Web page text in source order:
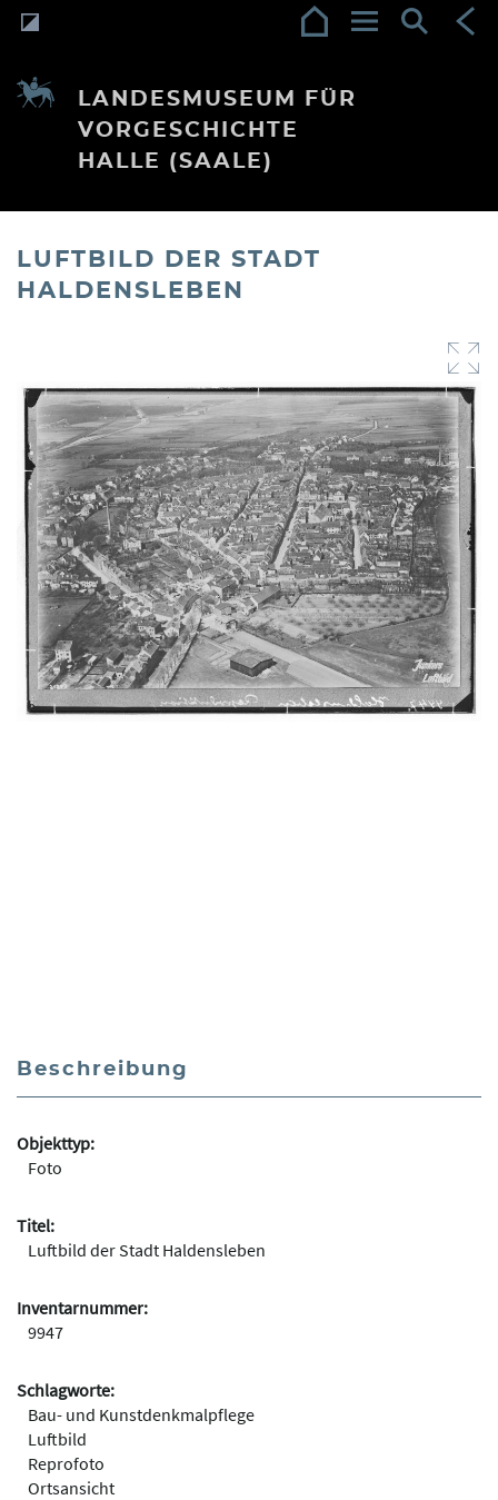
LANDESMUSEUM FÜR
VORGESCHICHTE
HALLE (SAALE)
LUFTBILD DER STADT
HALDENSLEBEN
Beschreibung
Objekttyp:
Foto
Titel:
Luftbild der Stadt Haldensleben
Inventarnummer:
9947
Schlagworte:
Bau- und Kunstdenkmalpflege
Luftbild
Reprofoto
Ortsansicht